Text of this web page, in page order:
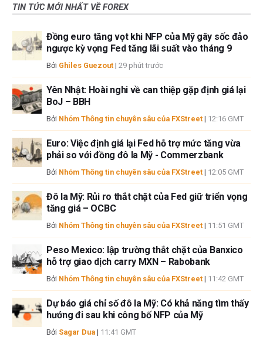
TIN TỨC MỚI NHẤT VỀ FOREX
Đồng euro tăng vọt khi NFP của Mỹ gây sốc đảo
ngược kỳ vọng Fed tăng lãi suất vào tháng 9
Bởi Ghiles Guezout | 29 phút trước
Yên Nhật: Hoài nghi về can thiệp gặp định giá lại
BoJ – BBH
Bởi Nhóm Thông tin chuyên sâu của FXStreet | 12:16 GMT
Euro: Việc định giá lại Fed hỗ trợ mức tăng vừa
phải so với đồng đô la Mỹ - Commerzbank
Bởi Nhóm Thông tin chuyên sâu của FXStreet | 12:05 GMT
Đô la Mỹ: Rủi ro thắt chặt của Fed giữ triển vọng
tăng giá – OCBC
Bởi Nhóm Thông tin chuyên sâu của FXStreet | 11:51 GMT
Peso Mexico: lập trường thắt chặt của Banxico
hỗ trợ giao dịch carry MXN – Rabobank
Bởi Nhóm Thông tin chuyên sâu của FXStreet | 11:42 GMT
Dự báo giá chỉ số đô la Mỹ: Có khả năng tìm thấy
hướng đi sau khi công bố NFP của Mỹ
Bởi Sagar Dua | 11:41 GMT